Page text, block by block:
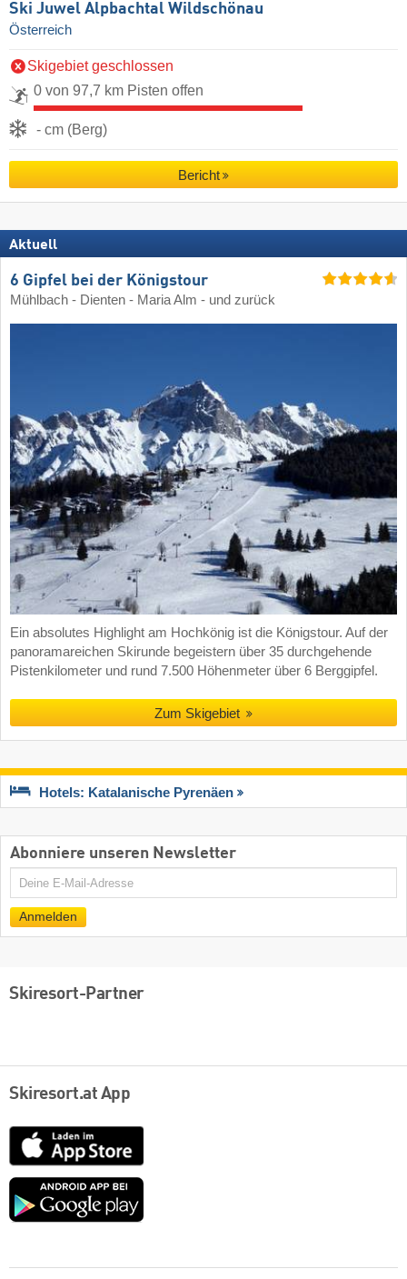
Ski Juwel Alpbachtal Wildschönau
Österreich
Skigebiet geschlossen
0 von 97,7 km Pisten offen
- cm (Berg)
Bericht
Aktuell
6 Gipfel bei der Königstour
Mühlbach - Dienten - Maria Alm - und zurück
Ein absolutes Highlight am Hochkönig ist die Königstour. Auf der
panoramareichen Skirunde begeistern über 35 durchgehende
Pistenkilometer und rund 7.500 Höhenmeter über 6 Berggipfel.
Zum Skigebiet
Hotels: Katalanische Pyrenäen
Abonniere unseren Newsletter
E-
Anmelden
Skiresort-Partner
Skiresort.at App
App
Store
Google